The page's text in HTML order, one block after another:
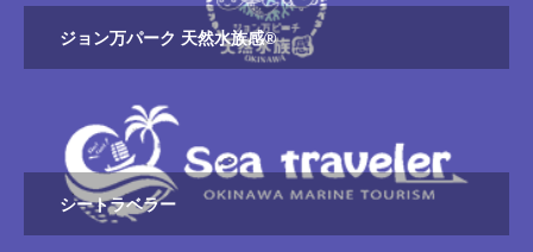
ジョン万パーク 天然水族感®
シートラベラー